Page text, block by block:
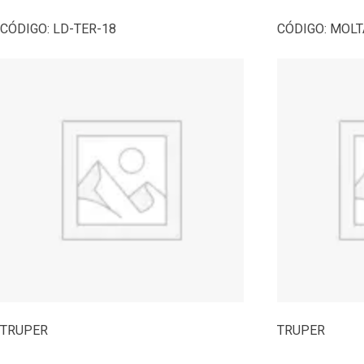
CÓDIGO: LD-TER-18
TRUPER
CÓDIGO:
TRUPER